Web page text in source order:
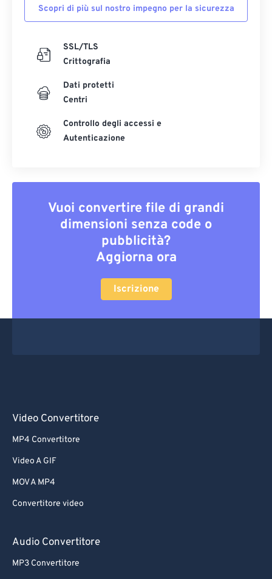
Scopri di più sul nostro impegno per la sicurezza
SSL/TLS
Crittografia
Dati protetti
Centri
Controllo degli accessi e
Autenticazione
Vuoi convertire file di grandi
dimensioni senza code o
pubblicità?
Aggiorna ora
Iscrizione
Video Convertitore
MP4 Convertitore
Video A GIF
MOV A MP4
Convertitore video
Audio Convertitore
MP3 Convertitore